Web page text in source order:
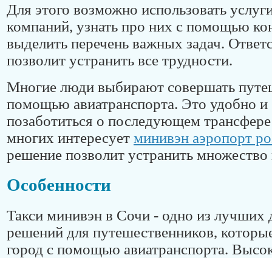
Для этого возможно использовать
компаний, узнать про них с помощью
выделить перечень важных задач.
позволит устранить все трудности.
Многие люди выбирают совершать
помощью авиатранспорта. Это удобно
позаботиться о последующем
многих интересует минивэн аэропорт
решение позволит устранить
Особенности
Такси минивэн в Сочи - одно из лучших
решений для путешественников,
город с помощью авиатранспорта.